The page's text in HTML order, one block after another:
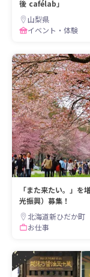
後 cafélab」
山梨県
イベント・体験
「また来たい。」を
光振興）募集！
北海道新ひだか町
お仕事